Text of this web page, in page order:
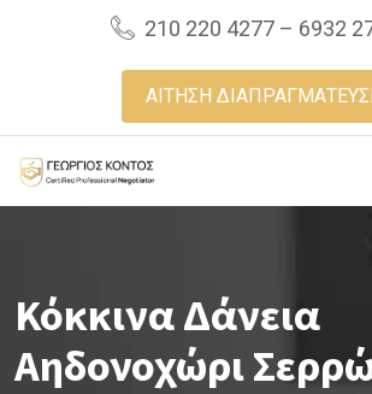
210 220 4277 – 6932
ΑΙΤΗΣΗ
Κόκκινα Δάνεια
Αηδονοχώρι